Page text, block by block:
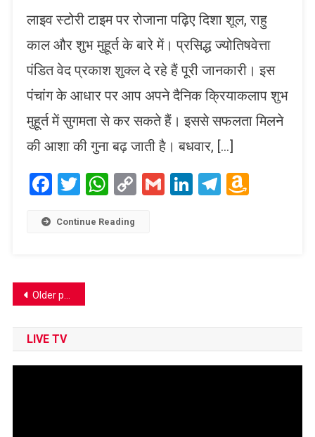
लाइव स्टोरी टाइम पर रोजाना पढ़िए दिशा शूल, राहु
काल और शुभ मुहूर्त के बारे में। प्रसिद्ध ज्योतिषवेत्ता
पंडित वेद प्रकाश शुक्ल दे रहे हैं पूरी जानकारी। इस
पंचांग के आधार पर आप अपने दैनिक क्रियाकलाप शुभ
मुहूर्त में सुगमता से कर सकते हैं। इससे सफलता मिलने
की आशा की गुना बढ़ जाती है। बधवार, […]
Facebook
Twitter
WhatsApp
CopyGmailLinkedIn
Telegram
Continue Reading
Posts
navigation
Older posts
LIVE TV